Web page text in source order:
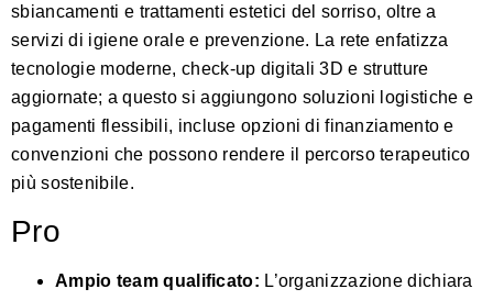
sbiancamenti e trattamenti estetici del sorriso, oltre a
servizi di igiene orale e prevenzione. La rete enfatizza
tecnologie moderne, check-up digitali 3D e strutture
aggiornate; a questo si aggiungono soluzioni logistiche e
pagamenti flessibili, incluse opzioni di finanziamento e
convenzioni che possono rendere il percorso terapeutico
più sostenibile.
Pro
Ampio team qualificato: L’organizzazione dichiara